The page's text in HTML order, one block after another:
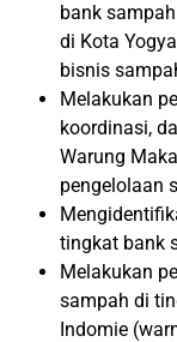
bank
di Kota
bisnis
Melakukan
koordinasi,
Warung
pengelolaan
tingkat bank
Melakukan
sampah di
Indomie